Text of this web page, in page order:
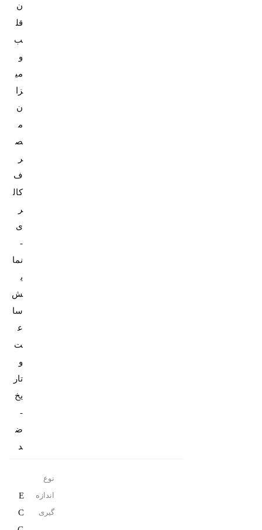
ن
قل
ب
و
می
زا
ن
م
ص
ر
ف
کال
ر
ی
-
نما
ی
ش
سا
ع
ت
و
تار
یخ
-
ض
د
نوع
اندازه
گیری
E
C